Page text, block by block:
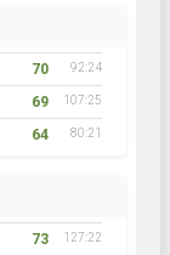
70 92:24
69 107:25
64 80:21
73 127:22